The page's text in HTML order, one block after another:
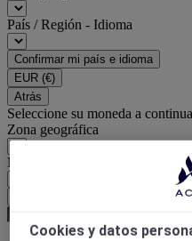
País / Región - Idioma
Confirmar mi país e idioma
EUR (€)
Atrás
Seleccione su moneda a
Zona geográfica
Moneda
Cookies y datos